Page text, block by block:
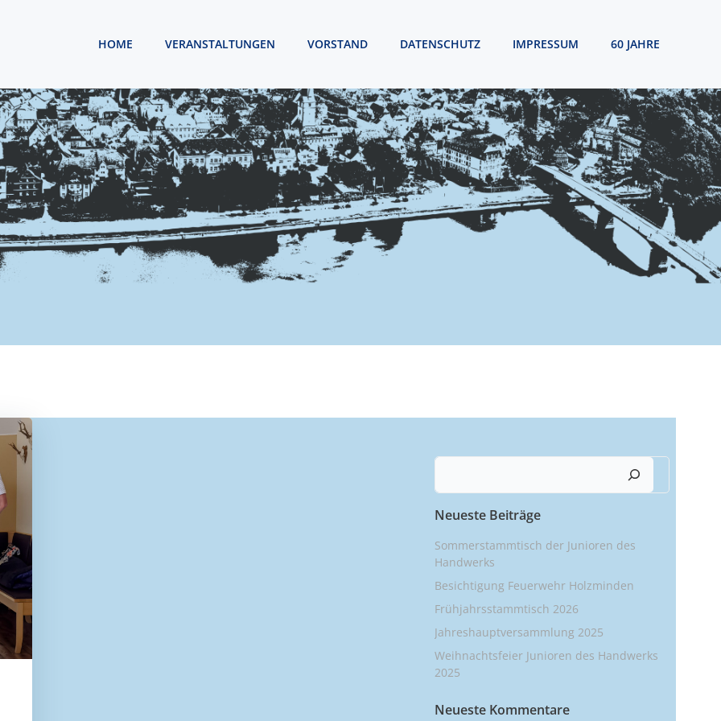
HOME VERANSTALTUNGEN VORSTAND DATENSCHUTZ IMPRESSUM 60 JAHRE
Neueste Beiträge
Sommerstammtisch der Junioren des
Handwerks
Besichtigung Feuerwehr Holzminden
Frühjahrsstammtisch 2026
Jahreshauptversammlung 2025
Weihnachtsfeier Junioren des Handwerks
2025
Neueste Kommentare